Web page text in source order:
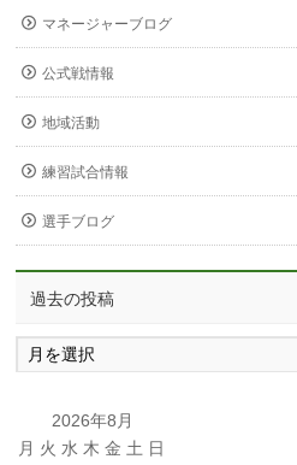
マネージャーブログ
公式戦情報
地域活動
練習試合情報
選手ブログ
過去の投稿
過
去
稿
2026年8月
月 火 水 木 金 土 日